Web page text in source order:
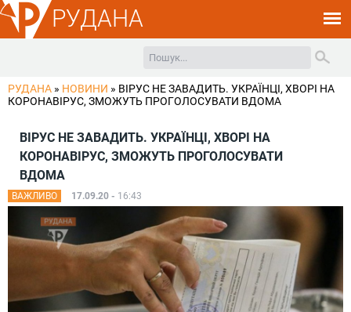
РУДАНА
РУДАНА » НОВИНИ » ВІРУС НЕ ЗАВАДИТЬ. УКРАЇНЦІ, ХВОРІ НА
КОРОНАВІРУС, ЗМОЖУТЬ ПРОГОЛОСУВАТИ ВДОМА
ВІРУС НЕ ЗАВАДИТЬ. УКРАЇНЦІ, ХВОРІ НА
КОРОНАВІРУС, ЗМОЖУТЬ ПРОГОЛОСУВАТИ
ВДОМА
ВАЖЛИВО 17.09.20 - 16:43